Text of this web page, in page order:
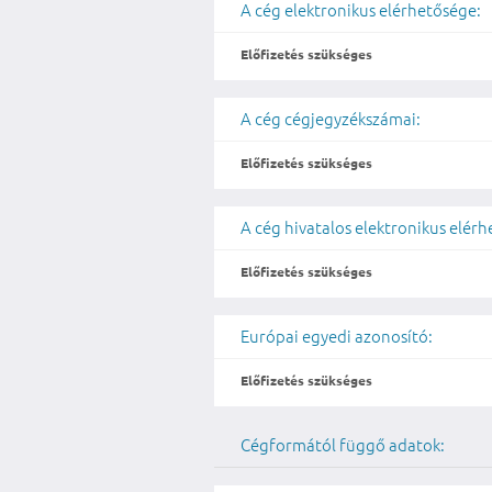
A cég elektronikus elérhetősége:
Előfizetés szükséges
A cég cégjegyzékszámai:
Előfizetés szükséges
A cég hivatalos elektronikus
Előfizetés szükséges
Európai egyedi azonosító:
Előfizetés szükséges
Cégformától függő adatok: